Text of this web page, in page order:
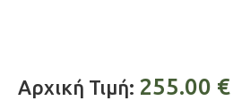
Αρχική Τιμή: 255.00 €